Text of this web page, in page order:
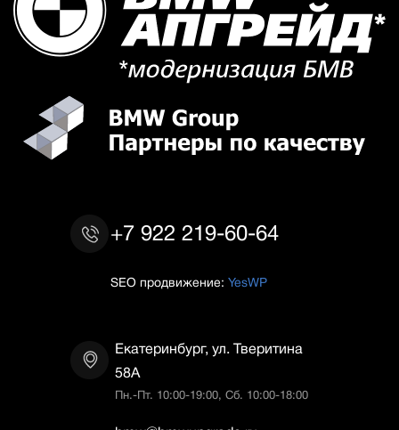
+7 922 219-60-64
SEO продвижение: YesWP
Екатеринбург, ул. Тверитина
58А
Пн.-Пт. 10:00-19:00, Сб. 10:00-18:00